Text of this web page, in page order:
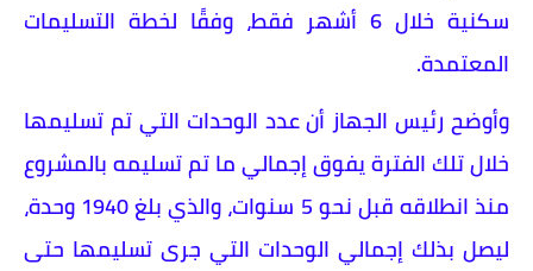
سكنية خلال 6 أشهر فقط، وفقًا لخطة التسليمات
المعتمدة.
وأوضح رئيس الجهاز أن عدد الوحدات التي تم تسليمها
خلال تلك الفترة يفوق إجمالي ما تم تسليمه بالمشروع
منذ انطلاقه قبل نحو 5 سنوات، والذي بلغ 1940 وحدة،
ليصل بذلك إجمالي الوحدات التي جرى تسليمها حتى